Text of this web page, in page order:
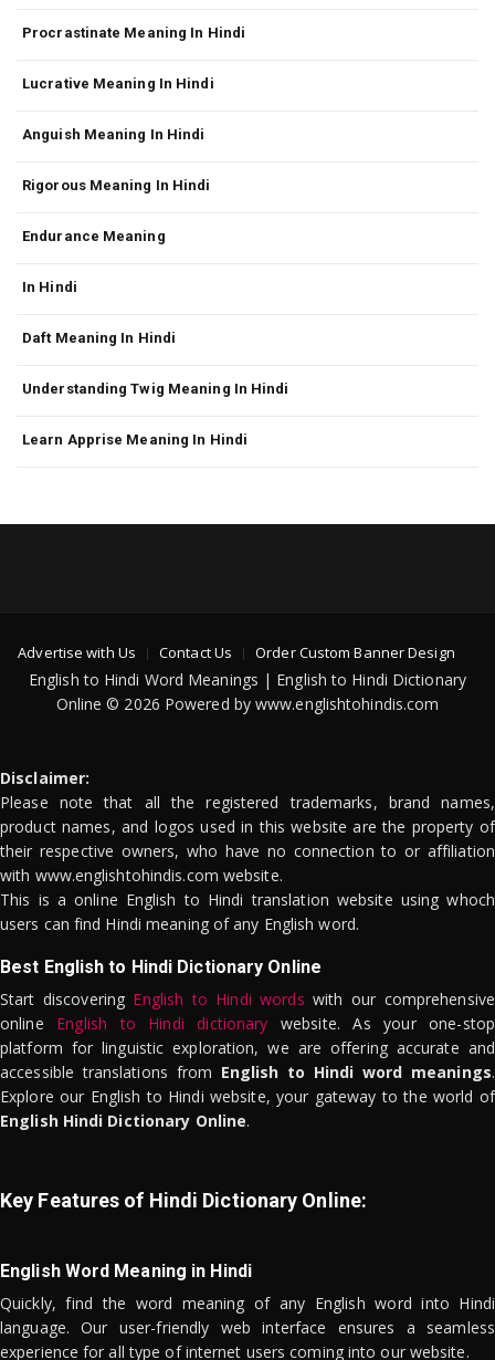
Procrastinate Meaning In Hindi
Lucrative Meaning In Hindi
Anguish Meaning In Hindi
Rigorous Meaning In Hindi
Endurance Meaning
In Hindi
Daft Meaning In Hindi
Understanding Twig Meaning In Hindi
Learn Apprise Meaning In Hindi
Advertise with Us Contact Us Order Custom Banner Design
English to Hindi Word Meanings | English to Hindi Dictionary
Online © 2026 Powered by www.englishtohindis.com
Disclaimer:
Please note that all the registered trademarks, brand names,
product names, and logos used in this website are the property of
their respective owners, who have no connection to or affiliation
with www.englishtohindis.com website.
This is a online English to Hindi translation website using whoch
users can find Hindi meaning of any English word.
Best English to Hindi Dictionary Online
Start discovering English to Hindi words with our comprehensive
online English to Hindi dictionary website. As your one-stop
platform for linguistic exploration, we are offering accurate and
accessible translations from English to Hindi word meanings.
Explore our English to Hindi website, your gateway to the world of
English Hindi Dictionary Online.
Key Features of Hindi Dictionary Online:
English Word Meaning in Hindi
Quickly, find the word meaning of any English word into Hindi
language. Our user-friendly web interface ensures a seamless
experience for all type of internet users coming into our website.